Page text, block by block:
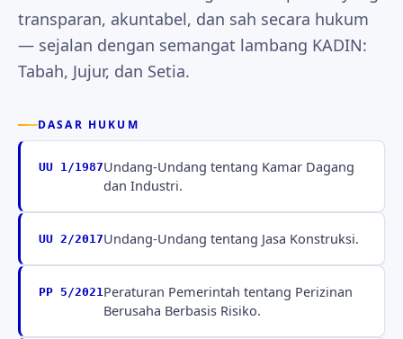
transparan, akuntabel, dan sah secara hukum
— sejalan dengan semangat lambang KADIN:
Tabah, Jujur, dan Setia.
DASAR HUKUM
UU 1/1987Undang-Undang tentang Kamar Dagang
dan Industri.
UU 2/2017Undang-Undang tentang Jasa Konstruksi.
PP 5/2021Peraturan Pemerintah tentang Perizinan
Berusaha Berbasis Risiko.